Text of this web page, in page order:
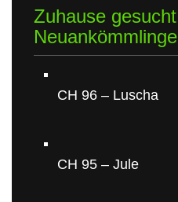
Zuhause gesucht
Neuankömmlinge
CH 96 – Luscha
CH 95 – Jule